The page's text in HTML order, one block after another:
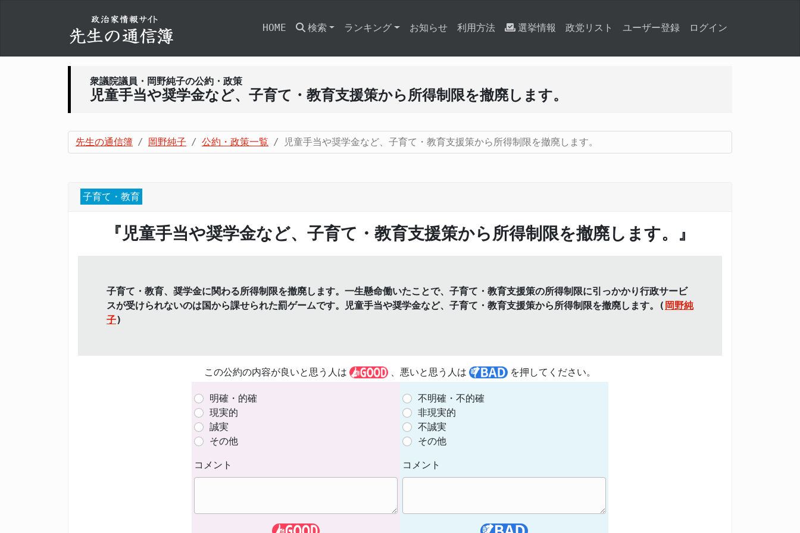
HOME 検索 ランキング お知らせ 利用方法 選挙情報 政党リスト ユーザー登録 ログイン
衆議院議員・岡野純子の公約・政策
児童手当や奨学金など、子育て・教育支援策から所得制限を撤廃します。
先生の通信簿 岡野純子 公約・政策一覧 児童手当や奨学金など、子育て・教育支援策から所得制限を撤廃します。
子育て・教育
『児童手当や奨学金など、子育て・教育支援策から所得制限を撤廃します。』
子育て・教育、奨学金に関わる所得制限を撤廃します。一生懸命働いたことで、子育て・教育支援策の所得制限に引っかかり行政サービ
スが受けられないのは国から課せられた罰ゲームです。児童手当や奨学金など、子育て・教育支援策から所得制限を撤廃します。( 岡野純
子)
この公約の内容が良いと思う人は 、悪いと思う人は を押してください。
明確・的確
現実的
誠実
その他
コメント
不明確・不的確
非現実的
不誠実
その他
コメント